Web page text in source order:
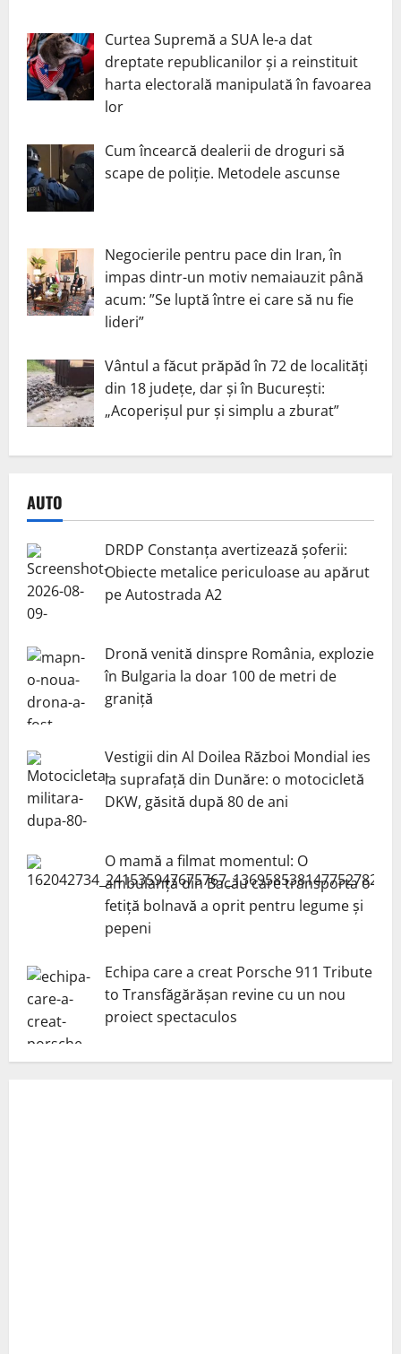
Curtea Supremă a SUA le-a dat
dreptate republicanilor și a reinstituit
harta electorală manipulată în favoarea
lor
Cum încearcă dealerii de droguri să
scape de poliție. Metodele ascunse
Negocierile pentru pace din Iran, în
impas dintr-un motiv nemaiauzit până
acum: ”Se luptă între ei care să nu fie
lideri”
Vântul a făcut prăpăd în 72 de localități
din 18 județe, dar și în București:
„Acoperișul pur și simplu a zburat”
AUTO
DRDP Constanța avertizează șoferii:
Obiecte metalice periculoase au apărut
pe Autostrada A2
Dronă venită dinspre România, explozie
în Bulgaria la doar 100 de metri de
graniță
Vestigii din Al Doilea Război Mondial ies
la suprafață din Dunăre: o motocicletă
DKW, găsită după 80 de ani
O mamă a filmat momentul: O
ambulanță din Bacău care transporta o
fetiță bolnavă a oprit pentru legume și
pepeni
Echipa care a creat Porsche 911 Tribute
to Transfăgărășan revine cu un nou
proiect spectaculos